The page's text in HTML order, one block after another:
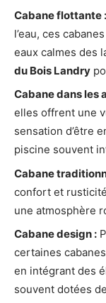
Cabane flottante :
l’eau, ces
eaux calmes des
du Bois Landry
Cabane dans les
elles offrent une
sensation d’être
piscine souvent
Cabane
confort et
une atmosphère
Cabane design :
certaines
en intégrant des
souvent dotées